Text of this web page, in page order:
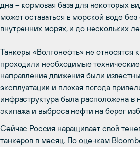
дна – кормовая база для некоторых
может оставаться в морской воде
внутренних морях, и до нескольких
Танкеры «Волгонефть» не относятся
проходили необходимые
направление движения были
эксплуатации и плохая погода
инфраструктура была расположена в
экипажа и выброса нефти на берег
Сейчас Россия наращивает свой
танкеров в месяц. По оценкам